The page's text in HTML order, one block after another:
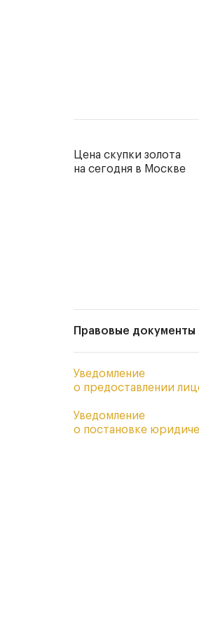
Цена скупки золота
на сегодня в Москве
Правовые документы
Уведомление
о предоставлении
Уведомление
о постановке